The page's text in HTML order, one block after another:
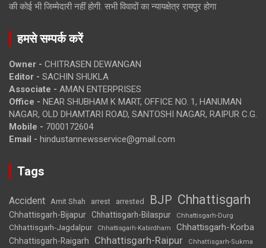
की कोई भी जिम्मेदारी नहीं होगी. सभी विवादों का न्यायक्षेत्र रायपुर होगा
हमसे सम्पर्क करें
Owner - CHITRASEN DEWANGAN
Editor - SACHIN SHUKLA
Associate - AMAN ENTERPRISES
Office - NEAR SHUBHAM K MART, OFFICE NO. 1, HANUMAN
NAGAR, OLD DHAMTARI ROAD, SANTOSHI NAGAR, RAIPUR C.G.
Mobile - 7000172604
Email - hindustannewsservice@gmail.com
Tags
Accident Amit Shah arrest arrested BJP Chhattisgarh
Chhattisgarh-Bijapur Chhattisgarh-Bilaspur Chhattisgarh-Durg
Chhattisgarh-Jagdalpur Chhattisgarh-Kabirdham Chhattisgarh-Korba
Chhattisgarh-Raigarh Chhattisgarh-Raipur
Chhattisgarh-Sukma